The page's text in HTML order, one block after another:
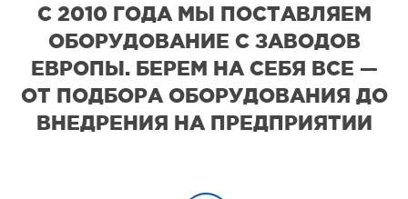
С 2010 ГОДА МЫ ПОСТАВЛЯЕМ
ОБОРУДОВАНИЕ С ЗАВОДОВ
ЕВРОПЫ. БЕРЕМ НА СЕБЯ ВСЕ —
ОТ ПОДБОРА ОБОРУДОВАНИЯ ДО
ВНЕДРЕНИЯ НА ПРЕДПРИЯТИИ